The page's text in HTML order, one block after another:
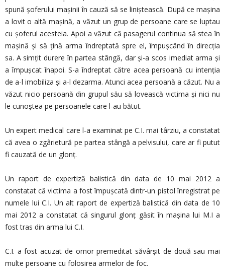
spună șoferului mașinii în cauză să se liniștească. După ce mașina
a lovit o altă mașină, a văzut un grup de persoane care se luptau
cu șoferul acesteia. Apoi a văzut că pasagerul continua să stea în
mașină și să țină arma îndreptată spre el, împușcând în direcția
sa. A simțit durere în partea stângă, dar și-a scos imediat arma și
a împușcat înapoi. S-a îndreptat către acea persoană cu intenția
de a-l imobiliza și a-l dezarma. Atunci acea persoană a căzut. Nu a
văzut nicio persoană din grupul său să lovească victima și nici nu
le cunoștea pe persoanele care l-au bătut.
Un expert medical care l-a examinat pe C.I. mai târziu, a constatat
că avea o zgârietură pe partea stângă a pelvisului, care ar fi putut
fi cauzată de un glonț.
Un raport de expertiză balistică din data de 10 mai 2012 a
constatat că victima a fost împușcată dintr-un pistol înregistrat pe
numele lui C.I. Un alt raport de expertiză balistică din data de 10
mai 2012 a constatat că singurul glonț găsit în mașina lui M.I a
fost tras din arma lui C.I.
C.I. a fost acuzat de omor premeditat săvârșit de două sau mai
multe persoane cu folosirea armelor de foc.